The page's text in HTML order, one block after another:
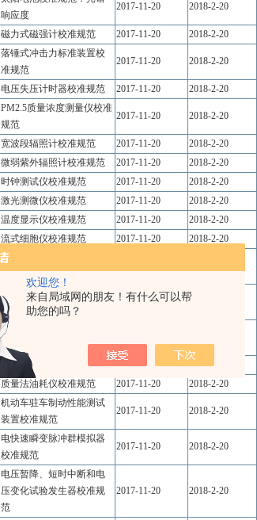
欢迎您！
来自局域网的朋友！有什么可以帮
助您的吗？
响应度
2017-11-20 2018-2-20
磁力式磁强计校准规范 2017-11-20 2018-2-20
落锤式冲击力标准装置校
准规范
2017-11-20 2018-2-20
电压失压计时器校准规范 2017-11-20 2018-2-20
PM2.5质量浓度测量仪校准
规范
2017-11-20 2018-2-20
宽波段辐照计校准规范 2017-11-20
2018-2-20
微弱紫外辐照计校准规范 2017-11-20
2018-2-20
时钟测试仪校准规范 2017-11-20
2018-2-20
激光测微仪校准规范 2017-11-20
2018-2-20
温度显示仪校准规范 2017-11-20
2018-2-20
流式细胞仪校准规范 2017-11-20 2018-2-20
全自动微生物定量分析仪
校准规范
工频谐波测量仪器校准规
范
2017-11-20 2018-2-20
塑料管材耐压试验机校准
规范
三轴转台校准规范 2017-11-20
2018-2-20
质量法油耗仪校准规范 2017-11-20 2018-2-20
机动车驻车制动性能测试
装置校准规范
2017-11-20 2018-2-20
电快速瞬变脉冲群模拟器
校准规范
2017-11-20 2018-2-20
电压暂降、短时中断和电
压变化试验发生器校准规
范
2017-11-20 2018-2-20